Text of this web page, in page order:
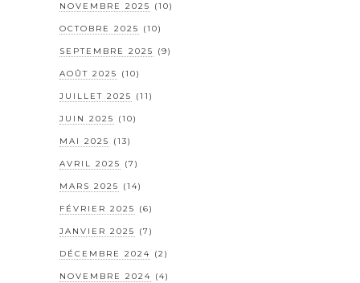
NOVEMBRE 2025 (10)
OCTOBRE 2025 (10)
SEPTEMBRE 2025 (9)
AOÛT 2025 (10)
JUILLET 2025 (11)
JUIN 2025 (10)
MAI 2025 (13)
AVRIL 2025 (7)
MARS 2025 (14)
FÉVRIER 2025 (6)
JANVIER 2025 (7)
DÉCEMBRE 2024 (2)
NOVEMBRE 2024 (4)